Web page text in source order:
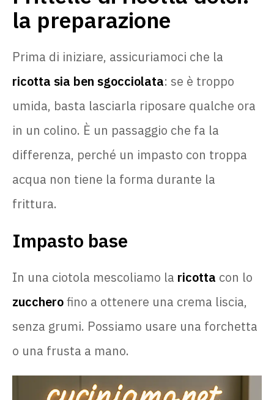
la preparazione
Prima di iniziare, assicuriamoci che la
ricotta sia ben sgocciolata: se è troppo
umida, basta lasciarla riposare qualche ora
in un colino. È un passaggio che fa la
differenza, perché un impasto con troppa
acqua non tiene la forma durante la
frittura.
Impasto base
In una ciotola mescoliamo la ricotta con lo
zuccherofino a ottenere una crema liscia,
senza grumi. Possiamo usare una forchetta
o una frusta a mano.